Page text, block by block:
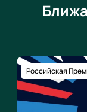
Российская